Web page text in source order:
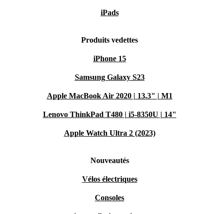
iPads
Produits vedettes
iPhone 15
Samsung Galaxy S23
Apple MacBook Air 2020 | 13.3" | M1
Lenovo ThinkPad T480 | i5-8350U | 14"
Apple Watch Ultra 2 (2023)
Nouveautés
Vélos électriques
Consoles